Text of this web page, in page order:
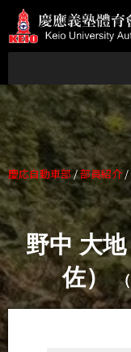
慶応自動車部/部員紹介/
野中 大
佐）